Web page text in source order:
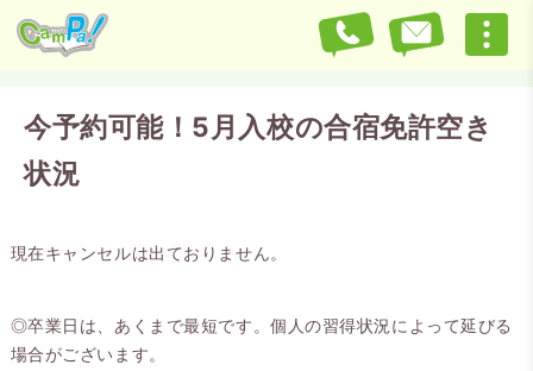
今予約可能！5月入校の合宿免許空き
状況
現在キャンセルは出ておりません。
◎卒業日は、あくまで最短です。個人の習得状況によって延びる
場合がございます。